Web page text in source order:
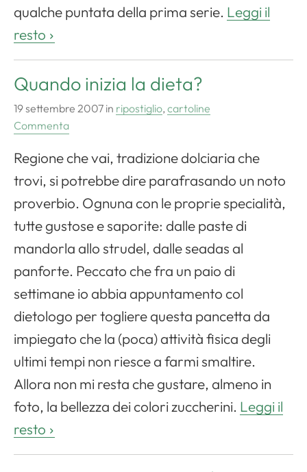
qualche puntata della prima serie. Leggi il
resto
Quando inizia la dieta?
19 settembre 2007 in ripostiglio, cartoline
Commenta
Regione che vai, tradizione dolciaria che
trovi, si potrebbe dire parafrasando un noto
proverbio. Ognuna con le proprie specialità,
tutte gustose e saporite: dalle paste di
mandorla allo strudel, dalle seadas al
panforte. Peccato che fra un paio di
settimane io abbia appuntamento col
dietologo per togliere questa pancetta da
impiegato che la (poca) attività fisica degli
ultimi tempi non riesce a farmi smaltire.
Allora non mi resta che gustare, almeno in
foto, la bellezza dei colori zuccherini. Leggi il
resto
Apri il menu di navigazione